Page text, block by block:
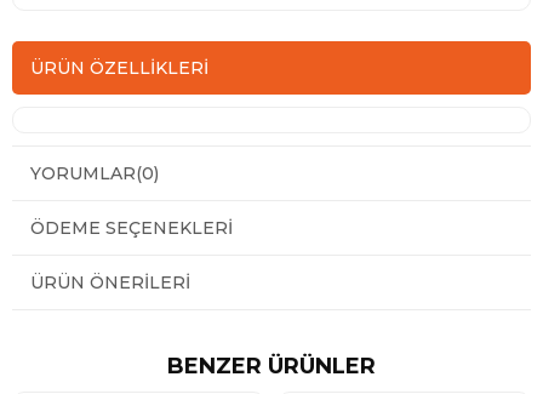
ÜRÜN ÖZELLIKLERI
YORUMLAR(0)
ÖDEME SEÇENEKLERI
ÜRÜN ÖNERILERI
BENZER ÜRÜNLER